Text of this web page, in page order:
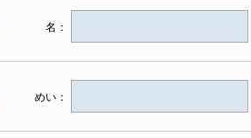
名：
めい：